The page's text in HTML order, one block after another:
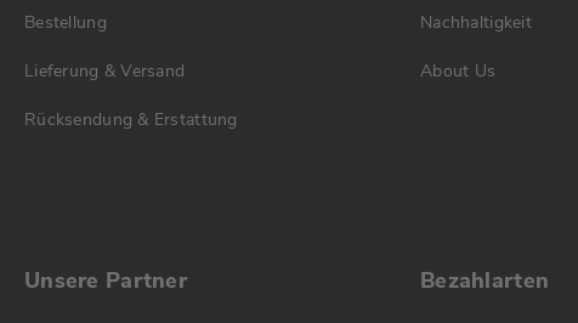
Bestellung
Lieferung & Versand
Rücksendung & Erstattung
Nachhaltigkeit
About Us
Unsere Partner Bezahlarten